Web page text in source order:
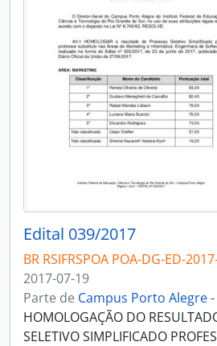
Edital 039/2017
BR RSIFRSPOA POA-DG-ED-
2017-07-19
Parte de Campus Porto Alegre -
HOMOLOGAÇÃO DO
SELETIVO SIMPLIFICADO